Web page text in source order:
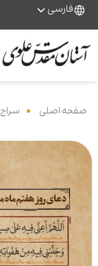
فارسی
صفحه اصلی